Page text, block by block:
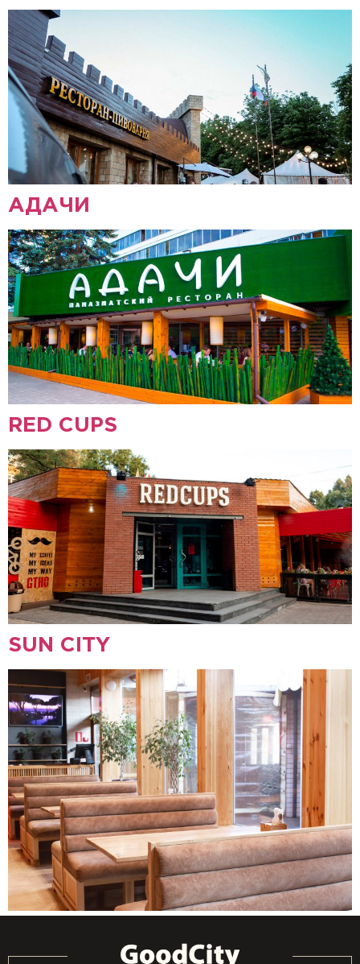
АДАЧИ
RED CUPS
SUN CITY